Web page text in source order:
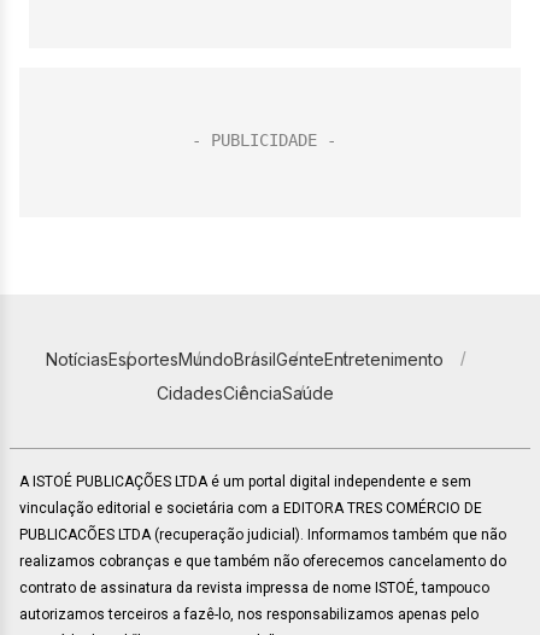
NotíciasEsportesMundoBrasilGenteEntretenimento
CidadesCiênciaSaúde
A ISTOÉ PUBLICAÇÕES LTDA é um portal digital independente e sem
vinculação editorial e societária com a EDITORA TRES COMÉRCIO DE
PUBLICACÕES LTDA (recuperação judicial). Informamos também que não
realizamos cobranças e que também não oferecemos cancelamento do
contrato de assinatura da revista impressa de nome ISTOÉ, tampouco
autorizamos terceiros a fazê-lo, nos responsabilizamos apenas pelo